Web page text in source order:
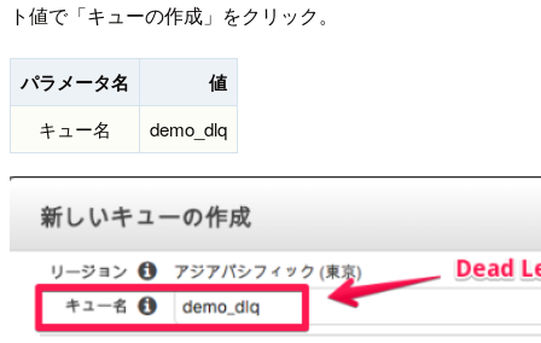
ト値で「キューの作成」をクリック。
パラメータ名 値
キュー名 demo_dlq